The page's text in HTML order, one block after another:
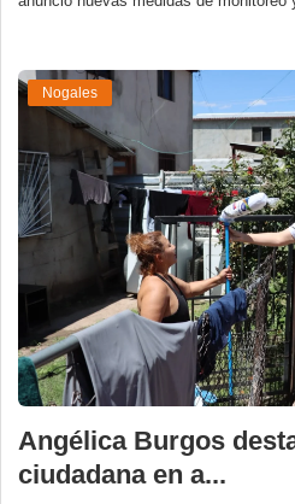
Nogales
Angélica Burgos
ciudadana en a...